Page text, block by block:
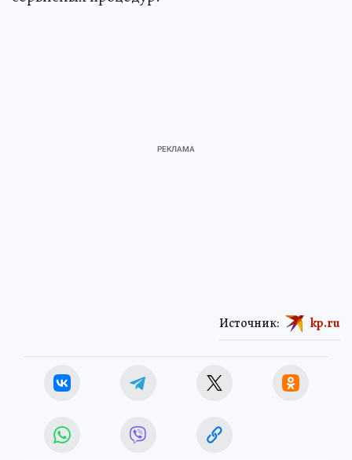
Источник: kp.ru